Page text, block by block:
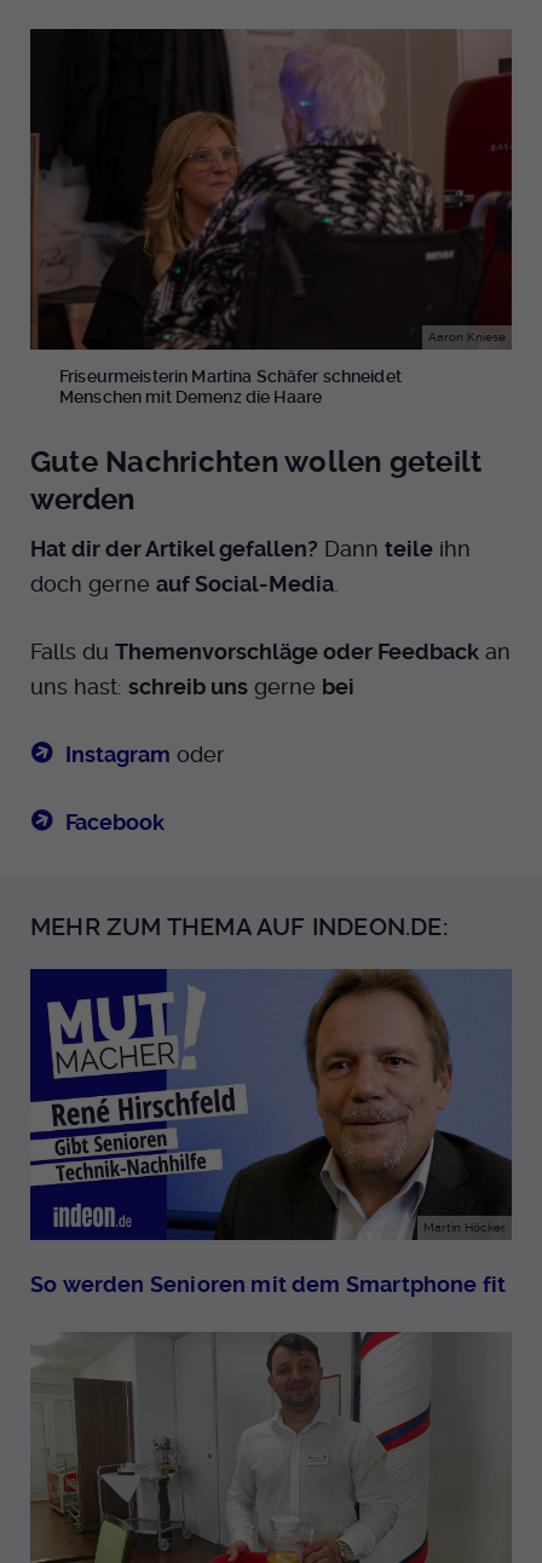
Aaron Kniese
Friseurmeisterin Martina Schäfer schneidet
Menschen mit Demenz die Haare
Gute Nachrichten wollen geteilt
werden
Hat dir der Artikel gefallen? Dann teile ihn
doch gerne auf Social-Media
Falls du Themenvorschläge oder Feedback an
uns hast: schreib uns gerne bei
Instagram oder
Facebook
MEHR ZUM THEMA AUF INDEON.DE:
Martin Höcker
So werden Senioren mit dem Smartphone fit